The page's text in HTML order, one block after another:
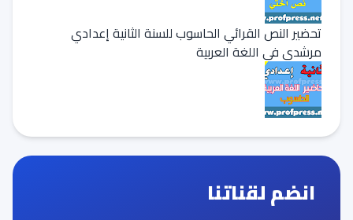
تحضير النص القرائي الحاسوب للسنة الثانية إعدادي
مرشدي في اللغة العربية
انضم لقناتنا